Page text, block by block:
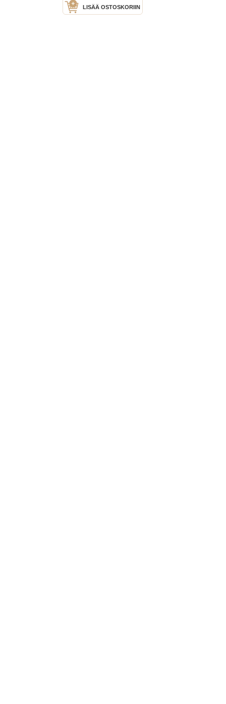
LISÄÄ OSTOSKORIIN